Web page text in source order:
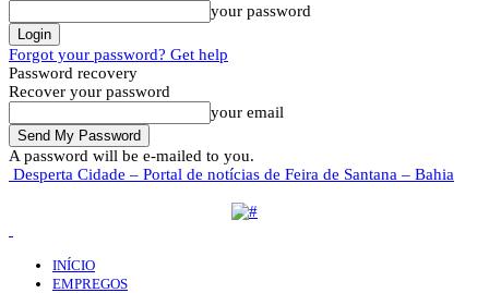
your password
Forgot your password? Get help
Password recovery
Recover your password
your email
A password will be e-mailed to you.
Desperta Cidade – Portal de notícias de Feira de Santana – Bahia
INÍCIO
EMPREGOS